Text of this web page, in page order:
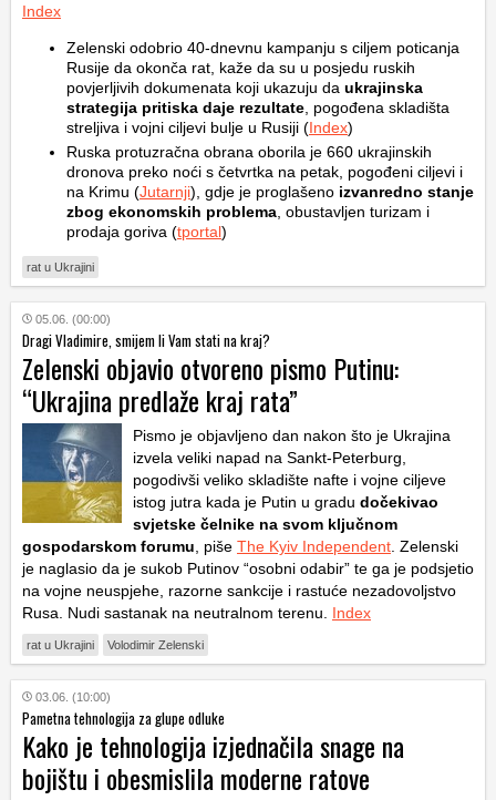
Index
Zelenski odobrio 40-dnevnu kampanju s ciljem poticanja
Rusije da okonča rat, kaže da su u posjedu ruskih
povjerljivih dokumenata koji ukazuju da ukrajinska
strategija pritiska daje rezultate, pogođena skladišta
streljiva i vojni ciljevi bulje u Rusiji (Index)
Ruska protuzračna obrana oborila je 660 ukrajinskih
dronova preko noći s četvrtka na petak, pogođeni ciljevi i
na Krimu (Jutarnji), gdje je proglašeno izvanredno stanje
zbog ekonomskih problema, obustavljen turizam i
prodaja goriva (tportal)
rat u Ukrajini
05.06. (00:00)
Dragi Vladimire, smijem li Vam stati na kraj?
Zelenski objavio otvoreno pismo Putinu:
“Ukrajina predlaže kraj rata”
Pismo je objavljeno dan nakon što je Ukrajina
izvela veliki napad na Sankt-Peterburg,
pogodivši veliko skladište nafte i vojne ciljeve
istog jutra kada je Putin u gradu dočekivao
svjetske čelnike na svom ključnom
gospodarskom forumu, piše The Kyiv Independent. Zelenski
je naglasio da je sukob Putinov “osobni odabir” te ga je podsjetio
na vojne neuspjehe, razorne sankcije i rastuće nezadovoljstvo
Rusa. Nudi sastanak na neutralnom terenu. Index
rat u Ukrajini Volodimir Zelenski
03.06. (10:00)
Pametna tehnologija za glupe odluke
Kako je tehnologija izjednačila snage na
bojištu i obesmislila moderne ratove